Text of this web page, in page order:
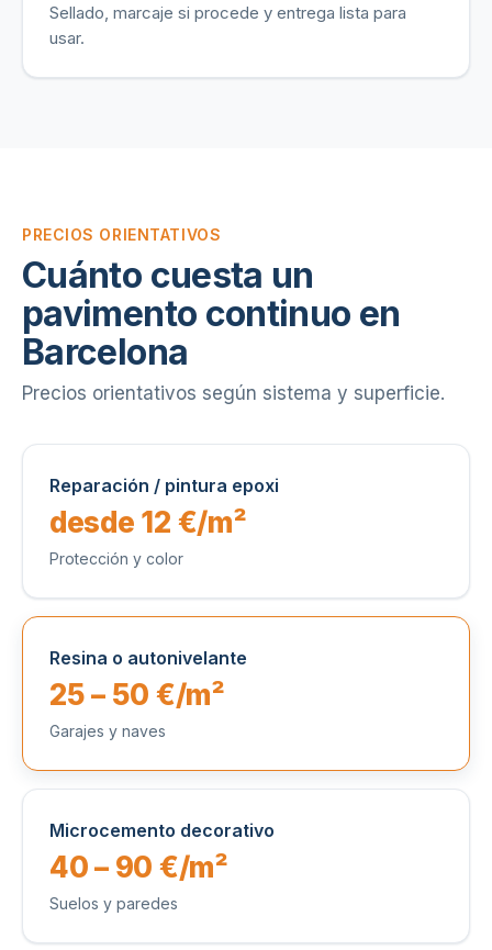
Sellado, marcaje si procede y entrega lista para
usar.
PRECIOS ORIENTATIVOS
Cuánto cuesta un
pavimento continuo en
Barcelona
Precios orientativos según sistema y superficie.
Reparación / pintura epoxi
desde 12 €/m²
Protección y color
Resina o autonivelante
25 – 50 €/m²
Garajes y naves
Microcemento decorativo
40 – 90 €/m²
Suelos y paredes